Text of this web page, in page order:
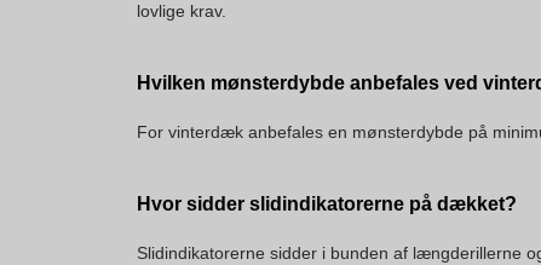
lovlige krav.
Hvilken mønsterdybde anbefales ved
For vinterdæk anbefales en mønsterdybde på
Hvor sidder slidindikatorerne på dækket?
Slidindikatorerne sidder i bunden af længderillerne